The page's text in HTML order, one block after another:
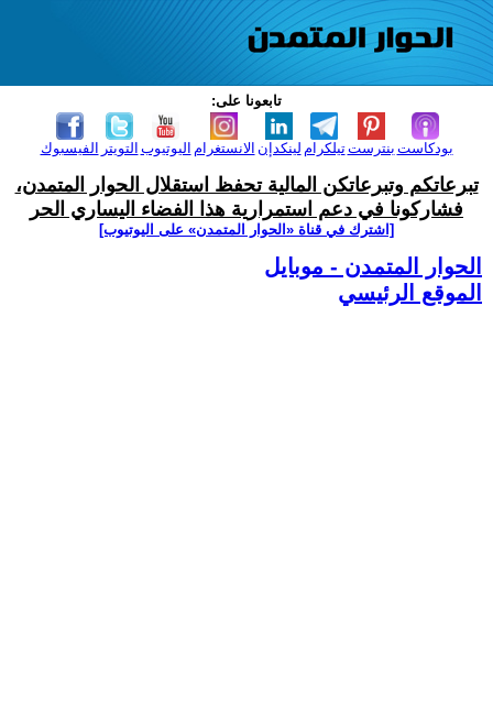
تابعونا على:
الفيسبوك التويتر اليوتيوب الانستغرام لينكدإن تيلكرامبنترست بودكاست
تبرعاتكم وتبرعاتكن المالية تحفظ استقلال الحوار المتمدن،
فشاركونا في دعم استمرارية هذا الفضاء اليساري الحر
[اشترك في قناة ‫«الحوار المتمدن» على اليوتيوب]
الحوار المتمدن - موبايل
الموقع الرئيسي